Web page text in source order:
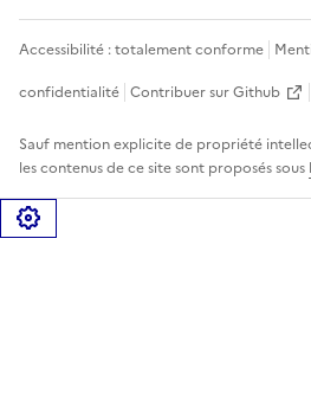
Accessibilité : totalement conforme
confidentialité Contribuer sur Github
Sauf mention explicite de propriété
les contenus de ce site sont proposés sous
Gérer les cookies